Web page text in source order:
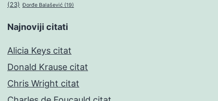
(23) Đorđe Balašević (19)
Najnoviji citati
Alicia Keys citat
Donald Krause citat
Chris Wright citat